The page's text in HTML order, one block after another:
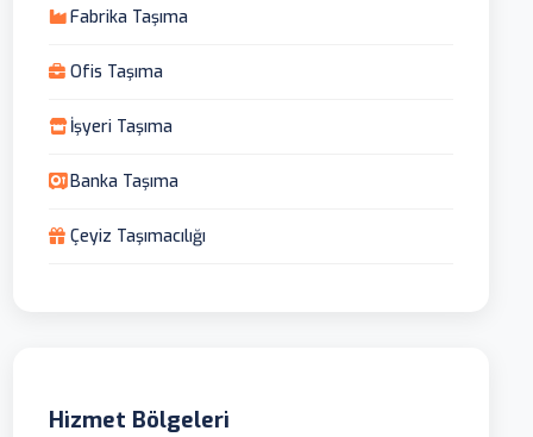
Fabrika Taşıma
Ofis Taşıma
İşyeri Taşıma
Banka Taşıma
Çeyiz Taşımacılığı
Hizmet Bölgeleri